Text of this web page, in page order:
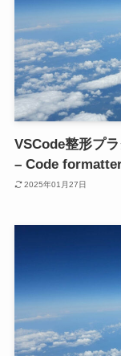
VSCode整形プ
– Code
2025年01月27日